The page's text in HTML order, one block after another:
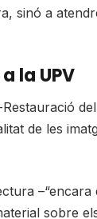
sinó a
la UPV
de les
–“encara
sobre